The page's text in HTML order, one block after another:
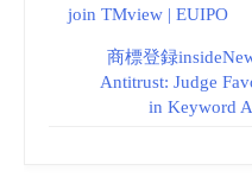
join TMview | EUIPO
商標登録
Antitrust: Judge
in Keyword